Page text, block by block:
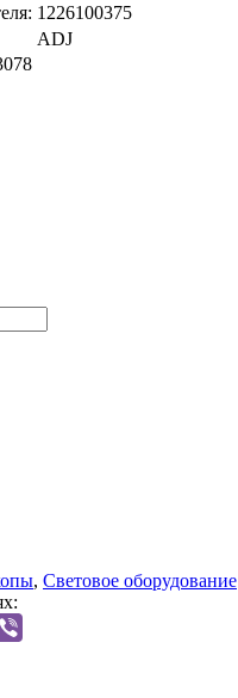
1226100375
ADJ
, Световое оборудование